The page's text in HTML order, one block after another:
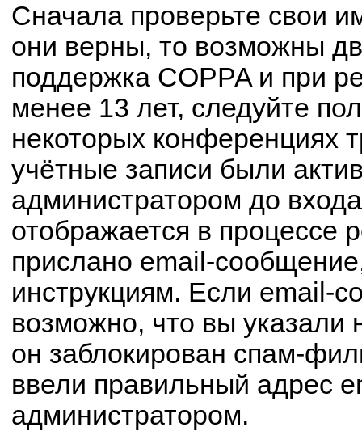
Сначала проверьте свои
они верны, то возможны
поддержка COPPA и при
менее 13 лет, следуйте
некоторых конференциях
учётные записи были
администратором до
отображается в процессе
прислано email-
инструкциям. Если email-
возможно, что вы
он заблокирован спам-
ввели правильный адрес
администратором.